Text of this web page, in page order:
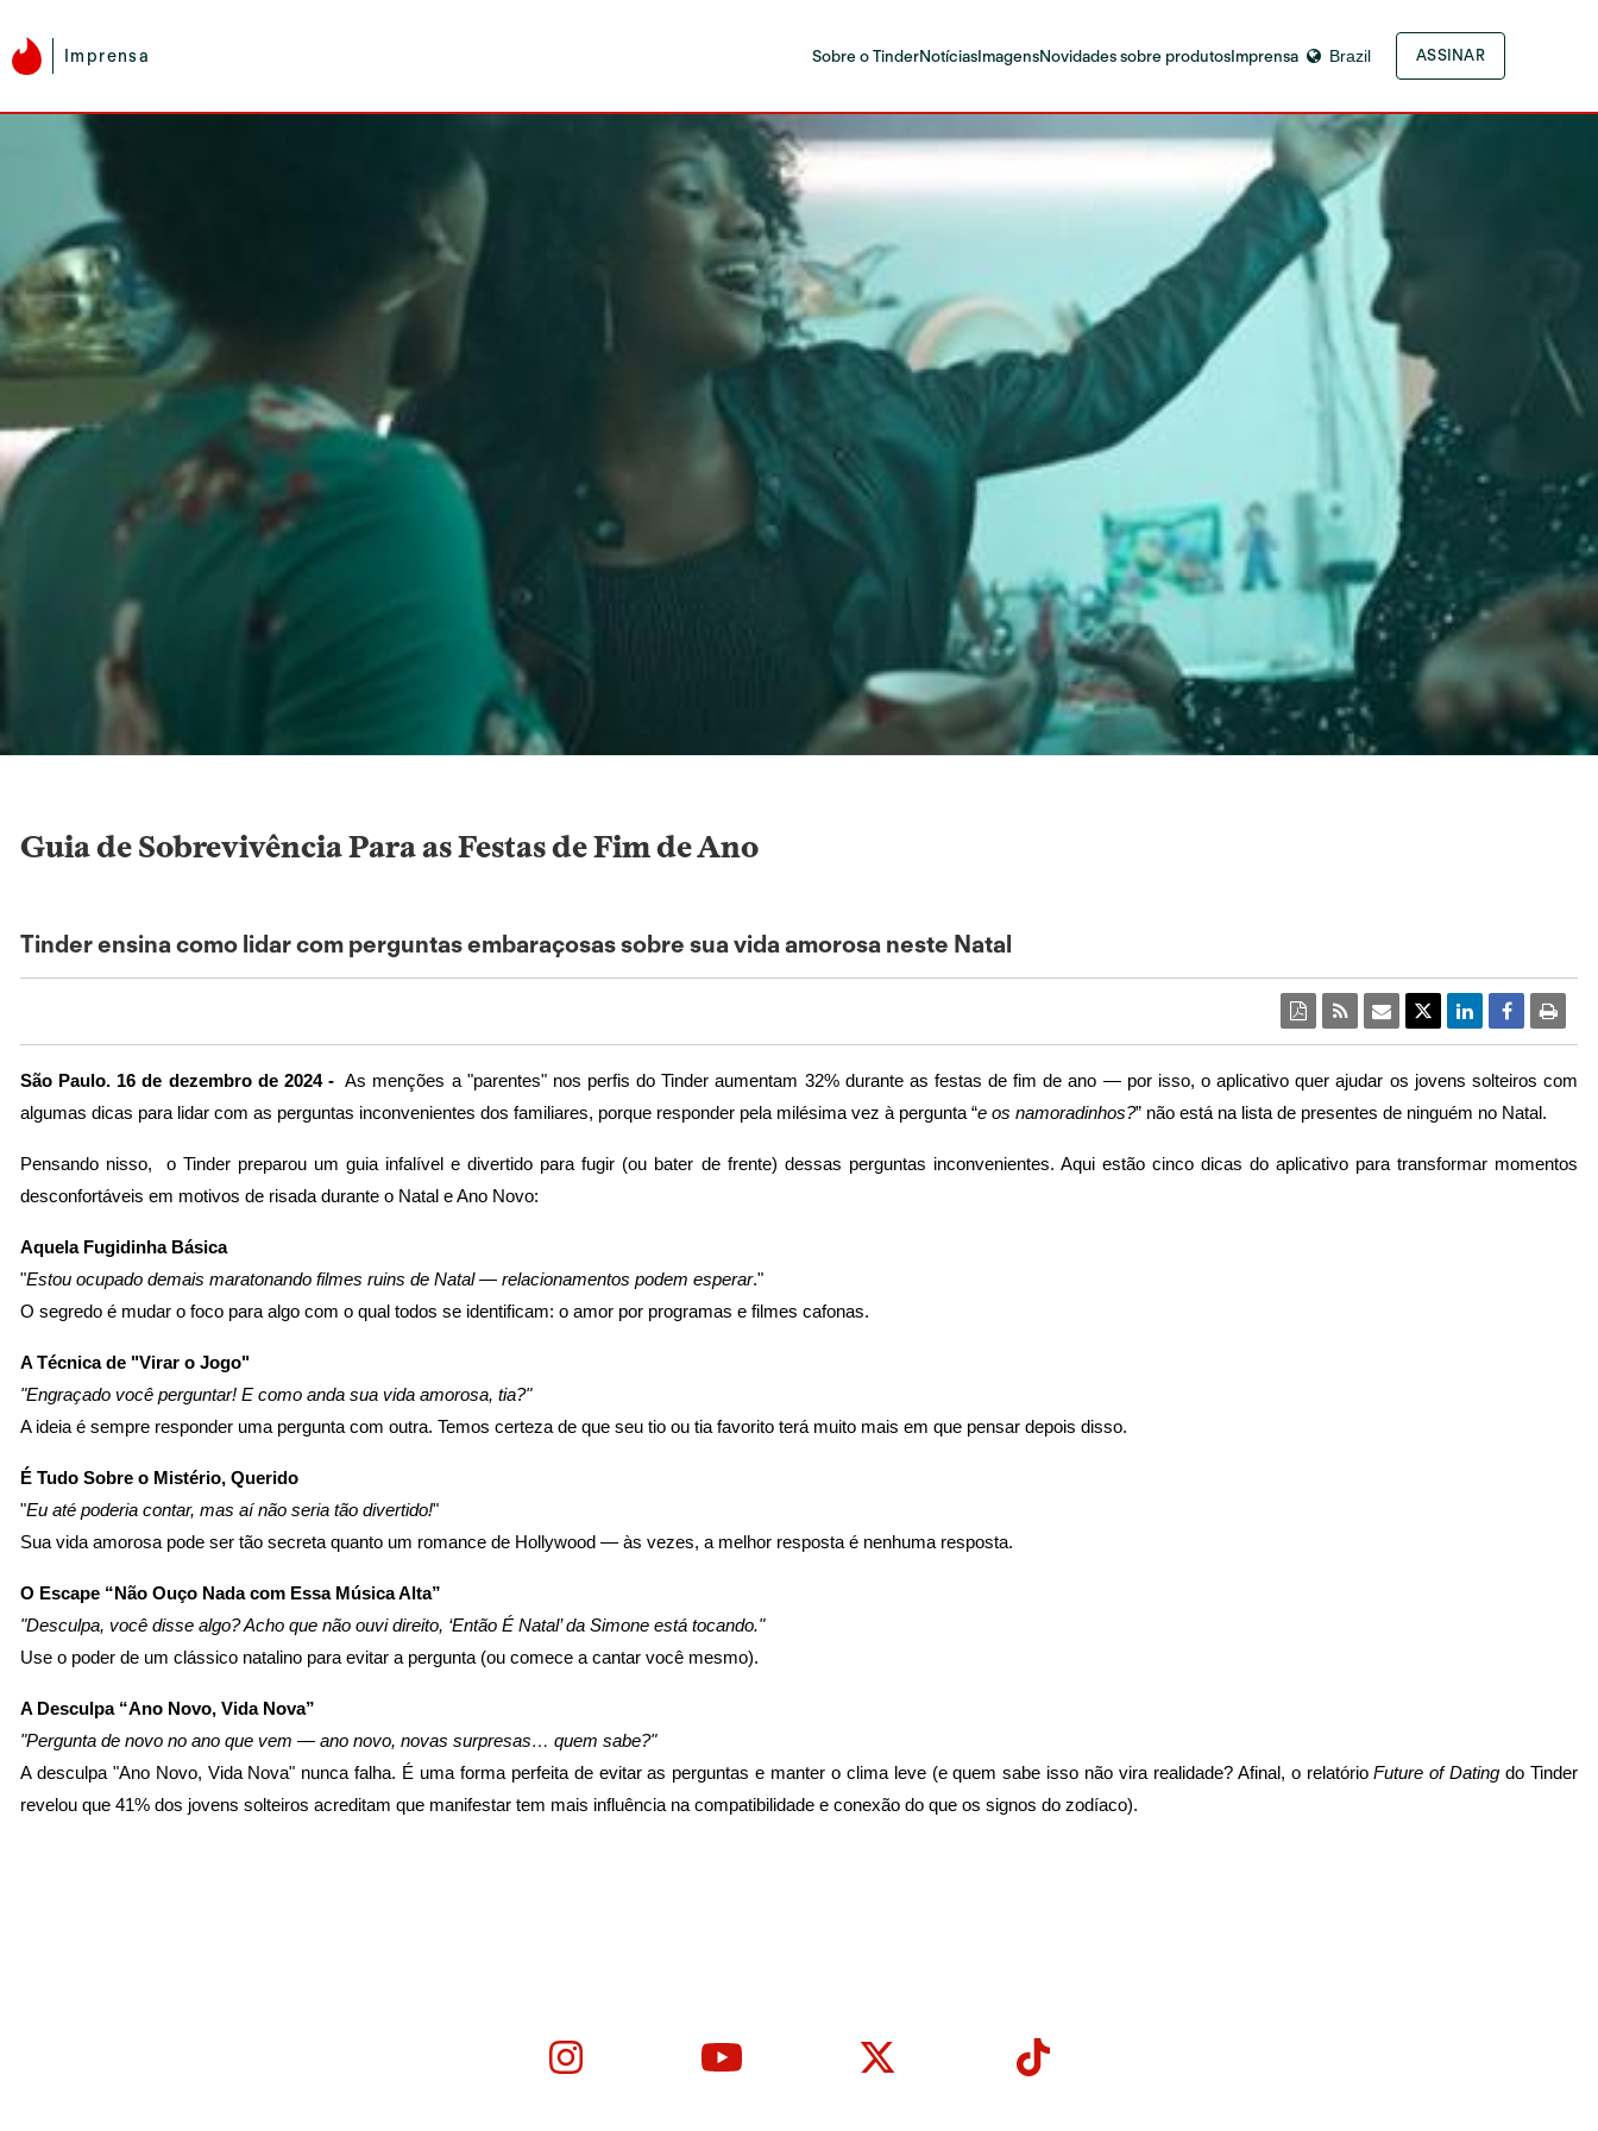
Imprensa Sobre o TinderNotíciasImagensNovidades sobre produtosImprensa Brazil ASSINAR
Guia de Sobrevivência Para as Festas de Fim de Ano
Tinder ensina como lidar com perguntas embaraçosas sobre sua vida amorosa neste Natal
São Paulo. 16 de dezembro de 2024 -As menções a "parentes" nos perfis do Tinder aumentam 32%durante as festas de fim de ano — por isso, o aplicativo quer ajudar os jovens solteiros com
algumas dicas para lidar com as perguntas inconvenientes dos familiares, porque responder pela milésima vez à pergunta “e os namoradinhos?” não está na lista de presentes de ninguém no Natal.
Pensando nisso, o Tinder preparou um guia infalível e divertido para fugir (ou bater de frente) dessas perguntas inconvenientes. Aqui estão cinco dicas do aplicativo para transformar momentos
desconfortáveis em motivos de risada durante o Natal e Ano Novo:
Aquela Fugidinha Básica
"Estou ocupado demais maratonando filmes ruins de Natal — relacionamentos podem esperar."
O segredo é mudar o foco para algo com o qual todos se identificam: o amor por programas e filmes cafonas.
A Técnica de "Virar o Jogo"
"Engraçado você perguntar! E como anda sua vida amorosa, tia?"
A ideia é sempre responder uma pergunta com outra. Temos certeza de que seu tio ou tia favorito terá muito mais em que pensar depois disso.
É Tudo Sobre o Mistério, Querido
"Eu até poderia contar, mas aí não seria tão divertido!"
Sua vida amorosa pode ser tão secreta quanto um romance de Hollywood — às vezes, a melhor resposta é nenhuma resposta.
O Escape “Não Ouço Nada com Essa Música Alta”
"Desculpa, você disse algo? Acho que não ouvi direito, ‘Então É Natal’ da Simone está tocando."
Use o poder de um clássico natalino para evitar a pergunta (ou comece a cantar você mesmo).
A Desculpa “Ano Novo, Vida Nova”
"Pergunta de novo no ano que vem — ano novo, novas surpresas… quem sabe?"
A desculpa "Ano Novo, Vida Nova" nunca falha. É uma forma perfeita de evitar as perguntas e manter o clima leve (e quem sabe isso não vira realidade? Afinal, o relatórioFuture of Dating do Tinder
revelou que 41% dos jovens solteiros acreditam que manifestar tem mais influência na compatibilidade e conexão do que os signos do zodíaco).